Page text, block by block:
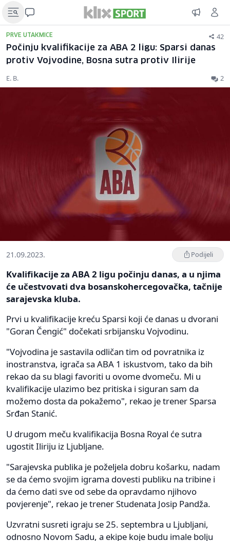
PRVE UTAKMICE 42
Počinju kvalifikacije za ABA 2 ligu: Sparsi danas
protiv Vojvodine, Bosna sutra protiv Ilirije
E. B. 2
21.09.2023. Podijeli
Kvalifikacije za ABA 2 ligu počinju danas, a u njima
će učestvovati dva bosanskohercegovačka, tačnije
sarajevska kluba.
Prvi u kvalifikacije kreću Sparsi koji će danas u dvorani
"Goran Čengić" dočekati srbijansku Vojvodinu.
"Vojvodina je sastavila odličan tim od povratnika iz
inostranstva, igrača sa ABA 1 iskustvom, tako da bih
rekao da su blagi favoriti u ovome dvomeču. Mi u
kvalifikacije ulazimo bez pritiska i siguran sam da
možemo dosta da pokažemo", rekao je trener Sparsa
Srđan Stanić.
U drugom meču kvalifikacija Bosna Royal će sutra
ugostit Iliriju iz Ljubljane.
"Sarajevska publika je poželjela dobru košarku, nadam
se da ćemo svojim igrama dovesti publiku na tribine i
da ćemo dati sve od sebe da opravdamo njihovo
povjerenje", rekao je trener Studenata Josip Pandža.
Uzvratni susreti igraju se 25. septembra u Ljubljani,
odnosno Novom Sadu, a ekipe koje budu imale bolju